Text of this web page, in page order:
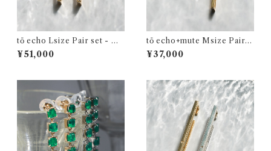
tō echo Lsize Pair set - ピ
アスを飾れるイヤーカフ
¥51,000
tō echo+mute Msize Pair s
et - イヤーカフアシンメトリーセ
ット
¥37,000